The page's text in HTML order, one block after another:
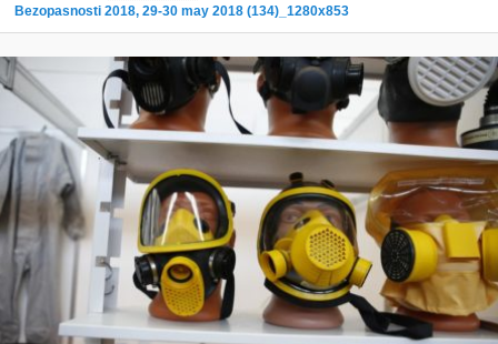
Bezopasnosti 2018, 29-30 may 2018 (134)_1280x853